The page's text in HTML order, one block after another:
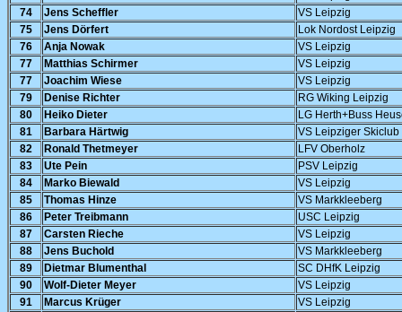
74
Jens Scheffler
VS Leipzig
75
Jens Dörfert
Lok Nordost Leipzig
76
Anja Nowak
VS Leipzig
77
Matthias Schirmer
VS Leipzig
77
Joachim Wiese
VS Leipzig
79
Denise Richter
RG Wiking Leipzig
80
Heiko Dieter
LG Herth+Buss
81
Barbara Härtwig
VS Leipziger Skiclub
82
Ronald Thetmeyer
LFV Oberholz
83
Ute Pein
PSV Leipzig
84
Marko Biewald
VS Leipzig
85
Thomas Hinze
VS Markkleeberg
86
Peter Treibmann
USC Leipzig
87
Carsten Rieche
VS Leipzig
88
Jens Buchold
VS Markkleeberg
89
Dietmar Blumenthal
SC DHfK Leipzig
90
Wolf-Dieter Meyer
VS Leipzig
91
Marcus Krüger
VS Leipzig